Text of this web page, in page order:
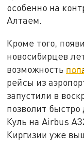
особенно на
Алтаем.
Кроме того,
новосибирцев
возможность
рейсы из
запустили в
позволит
Куль на Airbus
Киргизии уже